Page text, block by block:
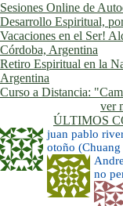
Sesiones Online de
Desarrollo Espiritual,
Vacaciones en el Ser!
Córdoba, Argentina
Retiro Espiritual en la
Argentina
Curso a Distancia:
ver
ÚLTIMOS
juan pablo
otoño
no